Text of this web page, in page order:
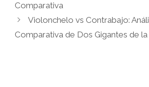
Comparativa
Violonchelo vs Contrabajo:
Comparativa de Dos Gigantes de